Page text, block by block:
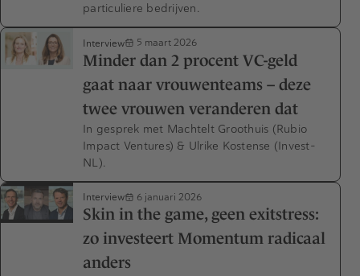
particuliere bedrijven.
Interview 5 maart 2026
Minder dan 2 procent VC-geld
gaat naar vrouwenteams – deze
twee vrouwen veranderen dat
In gesprek met Machtelt Groothuis (Rubio
Impact Ventures) & Ulrike Kostense (Invest-
NL).
Interview 6 januari 2026
Skin in the game, geen exitstress:
zo investeert Momentum radicaal
anders